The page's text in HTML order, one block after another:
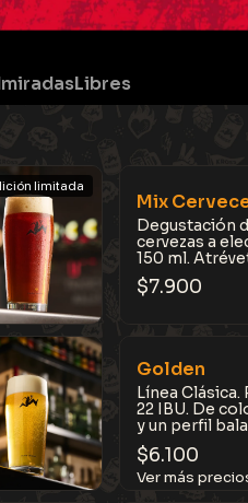
Libres
limitada
Mix
Degustación
cervezas a
150 ml.
disfruta toda
artesanal.
$7.900
Golden
Línea Clásica.
22 IBU. De
y un perfil
combina
caramelo y
floral y fresco.
de tomar
$6.100